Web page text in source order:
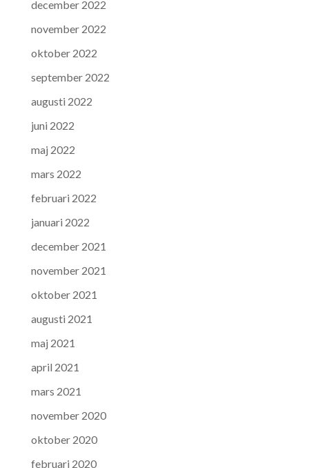
december 2022
november 2022
oktober 2022
september 2022
augusti 2022
juni 2022
maj 2022
mars 2022
februari 2022
januari 2022
december 2021
november 2021
oktober 2021
augusti 2021
maj 2021
april 2021
mars 2021
november 2020
oktober 2020
februari 2020